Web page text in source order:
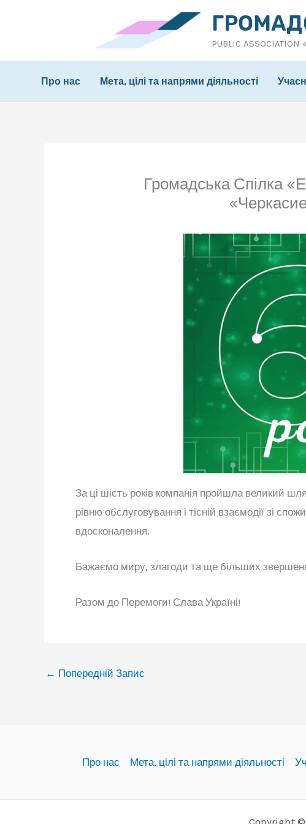
PUBLIC ASSOCIATION
Про нас Мета, цілі та напрями діяльності
Громадська Спілка
За ці шість років компанія пройшла великий
рівню обслуговування і тісній взаємодії зі
вдосконалення.
Бажаємо миру, злагоди та ще більших
Разом до Перемоги! Слава Україні!
← Попередній Запис
Про нас Мета, цілі та напрями діяльності